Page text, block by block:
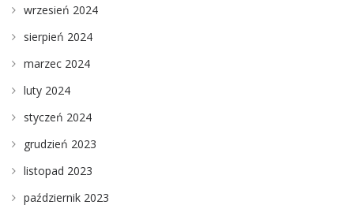
wrzesień 2024
sierpień 2024
marzec 2024
luty 2024
styczeń 2024
grudzień 2023
listopad 2023
październik 2023